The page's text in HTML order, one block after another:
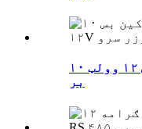
۱۰ کیلو ګرامه فولادي ګیر بس ۱۲ وولټ
بر